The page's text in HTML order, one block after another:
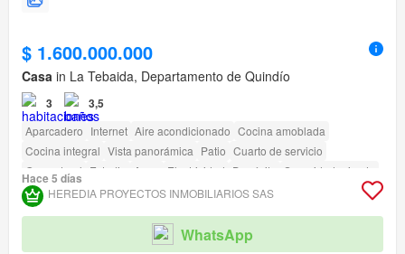
$ 1.600.000.000
Casa in La Tebaida, Departamento de Quindío
3 3,5
Aparcadero Internet Aire acondicionado Cocina amoblada
Cocina integral Vista panorámica Patio Cuarto de servicio
Gas natural Estudio Agua Electricidad Depósito
Seguridad privada
Gimnasio Piscina Jardín Barbecue
Acceso para personas con discapacidad
Hace 5 días
HEREDIA PROYECTOS INMOBILIARIOS SAS
WhatsApp